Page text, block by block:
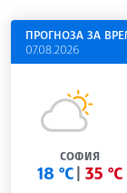
ПРОГНОЗА ЗА
07.08.2026
СОФИЯ
18 °C 35 °C